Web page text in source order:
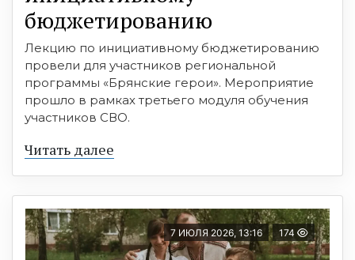
бюджетированию
Лекцию по инициативному бюджетированию
провели для участников региональной
программы «Брянские герои». Мероприятие
прошло в рамках третьего модуля обучения
участников СВО.
Читать далее
7 ИЮЛЯ 2026, 13:16 174